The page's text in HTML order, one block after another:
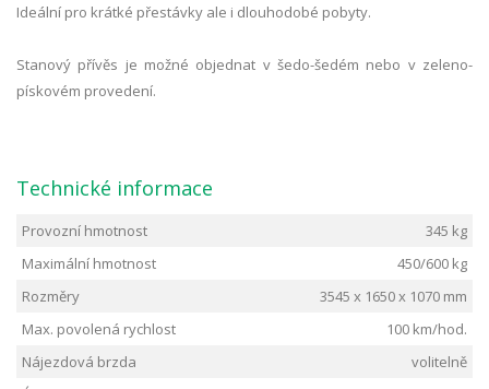
Ideální pro krátké přestávky ale i dlouhodobé pobyty.
Stanový přívěs je možné objednat v šedo-šedém nebo v zeleno-
pískovém provedení.
Technické informace
Provozní hmotnost
345 kg
Maximální hmotnost
450/600 kg
Rozměry
3545 x 1650 x 1070 mm
Max. povolená rychlost
100 km/hod.
Nájezdová brzda
volitelně